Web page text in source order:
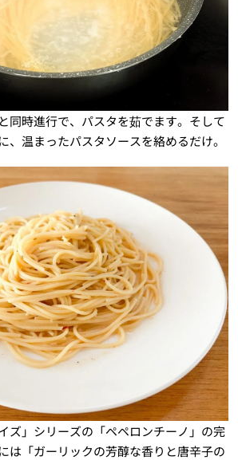
同時進行で、パスタを茹でます。そして
、温まったパスタソースを絡めるだけ。
ズ」シリーズの「ペペロンチーノ」の完
は「ガーリックの芳醇な香りと唐辛子の